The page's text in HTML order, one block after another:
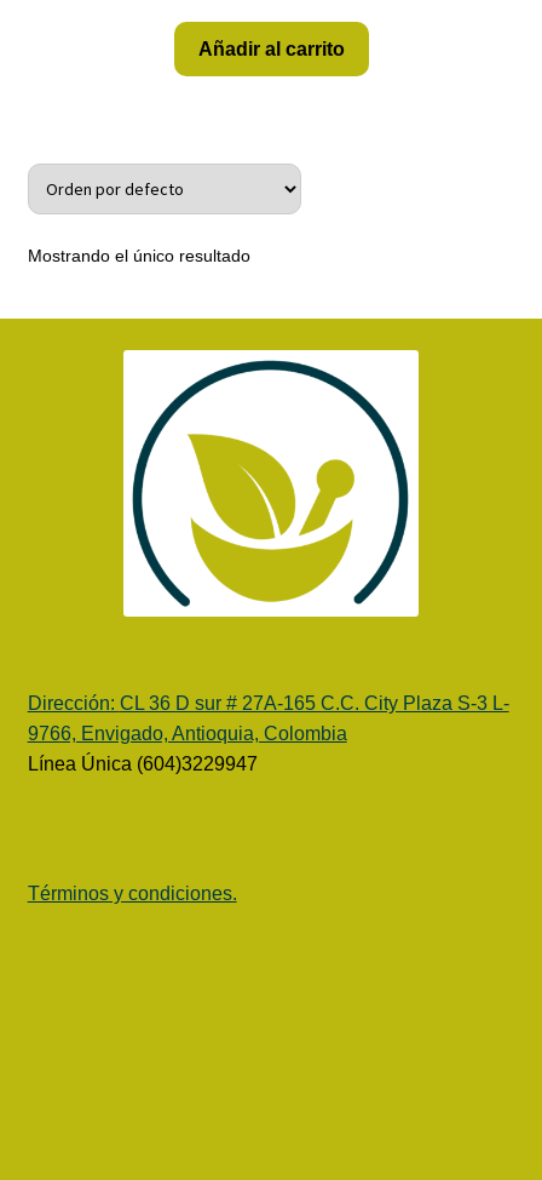
Añadir al carrito
Mostrando el único resultado
Dirección: CL 36 D sur # 27A-165 C.C. City Plaza S-3 L-
9766, Envigado, Antioquia, Colombia
Línea Única (604)3229947
Términos y condiciones.